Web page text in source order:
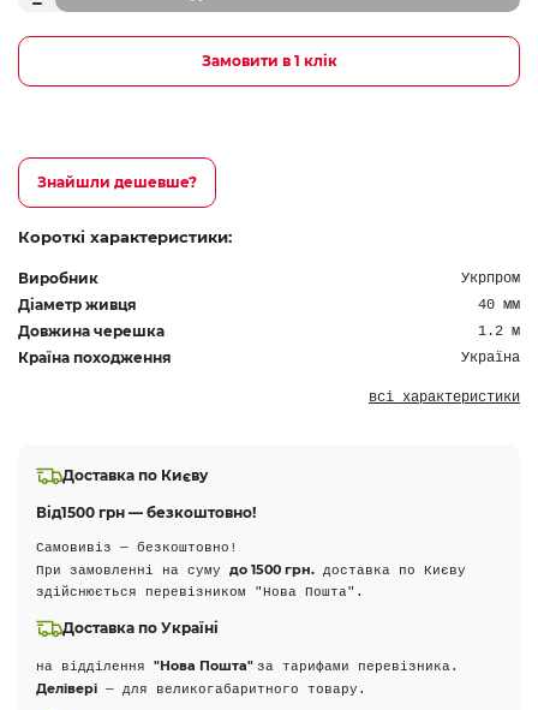
Замовити в 1 клік
Знайшли дешевше?
Короткі характеристики:
Виробник Укрпром
Діаметр живця 40 мм
Довжина черешка 1.2 м
Країна походження Україна
всі характеристики
Доставка по Києву
Від1500 грн — безкоштовно!
Самовивіз — безкоштовно!
При замовленні на суму до 1500 грн. доставка по Києву
здійснюється перевізником "Нова Пошта".
Доставка по Україні
на відділення "Нова Пошта" за тарифами перевізника.
Делівері — для великогабаритного товару.